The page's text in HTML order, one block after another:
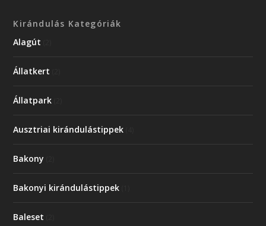
Kirándulás Kategóriák
Alagút
Állatkert
Állatpark
Ausztriai kirándulástippek
Bakony
Bakonyi kirándulástippek
Baleset